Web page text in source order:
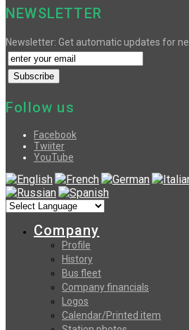
NEWSLETTER
Newsletter: Get automatic updates for
Follow us
Facebook
Twiiter
YouTube
Company
Profile
History
Bus fleet
Company financials
Logos
Calendar/Printed item